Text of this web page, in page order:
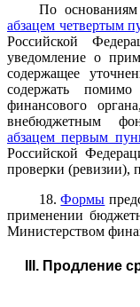
По
абзацем четвертым
Российской
уведомление о
содержащее
содержать
финансового
внебюджетным
абзацем первым
Российской
проверки (ревизии),
18.Формы
применении
Министерством
III. Продление